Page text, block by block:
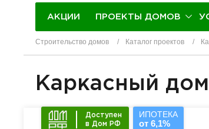
АКЦИИ ПРОЕКТЫ ДОМОВ
Строительство домов Каталог проектов
Каркасный
Доступен
в Дом РФ
ИПОТЕКА
от 6,1%